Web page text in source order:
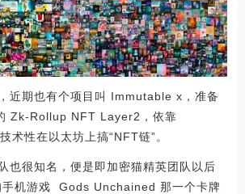
近期也有个项目叫 Immutable x，准备
Zk-Rollup NFT Layer2，依靠
性在以太坊上搞“NFT链”。
也很知名，便是即加密猫精英团队以后
手机游戏 Gods Unchained 那一个卡牌